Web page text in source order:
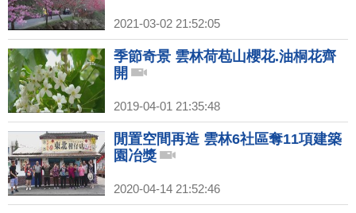
2021-03-02 21:52:05
季節奇景 雲林荷苞山櫻花.油桐花齊
開
2019-04-01 21:35:48
閒置空間再造 雲林6社區奪11項建築
園冶獎
2020-04-14 21:52:46